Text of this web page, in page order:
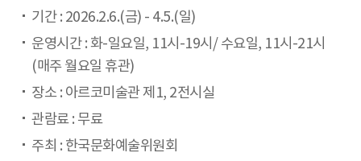
기간 : 2026.2.6.(금) - 4.5.(일)
운영시간 : 화-일요일, 11시-19시/ 수요일, 11시-21시
(매주 월요일 휴관)
장소 : 아르코미술관 제1, 2전시실
관람료 : 무료
주최 : 한국문화예술위원회